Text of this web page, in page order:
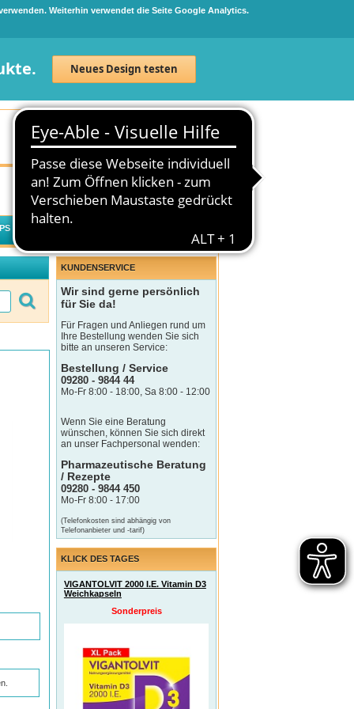
Weiterhin verwendet die Seite Google Analytics.
Neues Design testen
Neuanmeldung Anmelden
0 Artikel 0,00 €
KUNDENSERVICE
Wir sind gerne persönlich
für Sie da!
Für Fragen und Anliegen rund um
Ihre Bestellung wenden Sie sich
bitte an unseren Service:
Bestellung / Service
09280 - 9844 44
Mo-Fr 8:00 - 18:00, Sa 8:00 - 12:00
Wenn Sie eine Beratung
wünschen, können Sie sich direkt
an unser Fachpersonal wenden:
Pharmazeutische Beratung
/ Rezepte
09280 - 9844 450
Mo-Fr 8:00 - 17:00
(Telefonkosten sind abhängig von
Telefonanbieter und -tarif)
KLICK DES TAGES
VIGANTOLVIT 2000 I.E. Vitamin D3
Weichkapseln
Sonderpreis